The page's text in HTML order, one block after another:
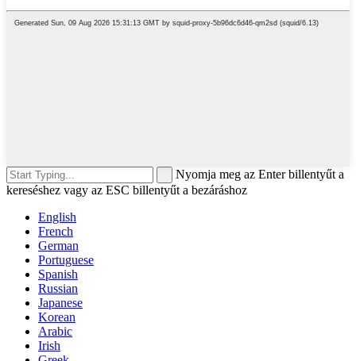
Nyomja meg az Enter billentyűt a
kereséshez vagy az ESC billentyűt a bezáráshoz
English
French
German
Portuguese
Spanish
Russian
Japanese
Korean
Arabic
Irish